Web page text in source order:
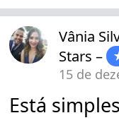
Vânia
Stars –
15 de
Está